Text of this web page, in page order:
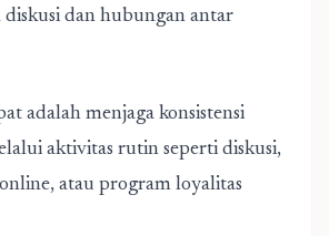
dan hubungan antar
adalah menjaga konsistensi
aktivitas rutin seperti diskusi,
atau program loyalitas